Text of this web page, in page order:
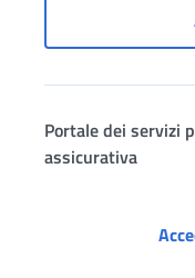
Portale dei servizi
assicurativa